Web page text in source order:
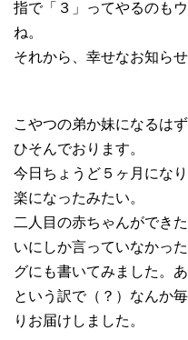
指で「３」ってやるのも
ね。
それから、幸せなお知ら
こやつの弟か妹になるは
ひそんでおります。
今日ちょうど５ヶ月にな
楽になったみたい。
二人目の赤ちゃんができ
いにしか言っていなかっ
グにも書いてみました。
という訳で（？）なんか
りお届けしました。